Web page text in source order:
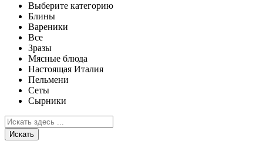
Выберите категорию
Блины
Вареники
Все
Зразы
Мясные блюда
Настоящая Италия
Пельмени
Сеты
Сырники
Искать